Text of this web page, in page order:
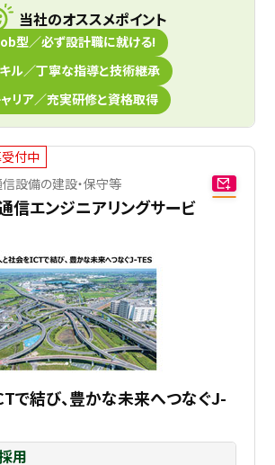
当社のオススメポイント
型／必ず設計職に就ける!
ル／丁寧な指導と技術継承
リア／充実研修と資格取得
付中
設備の建設・保守等
信エンジニアリングサービ
で結び、豊かな未来へつなぐJ-
用